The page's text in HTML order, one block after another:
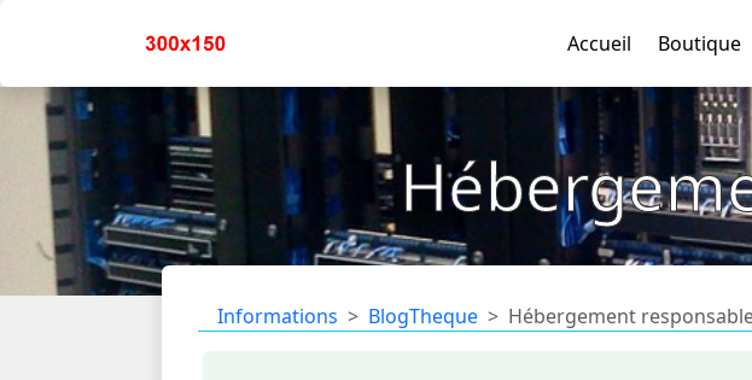
Accueil Boutique
Informations BlogTheque Hébergement